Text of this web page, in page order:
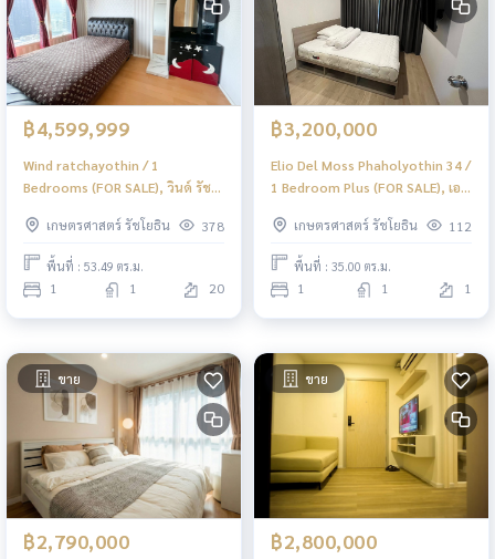
฿4,599,999
Wind ratchayothin / 1
Bedrooms (FOR SALE), วินด์ รัช
เกษตรศาสตร์ รัชโยธิน
378
พื้นที่ : 53.49 ตร.ม.
1 1 20
฿3,200,000
Elio Del Moss Phaholyothin 34 /
1 Bedroom Plus (FOR SALE), เอล
ห้องนอน พลัส (ขาย) PINP340
เกษตรศาสตร์ รัชโยธิน 112
พื้นที่ : 35.00 ตร.ม.
1 1 1
ขาย
฿2,790,000
ขาย
฿2,800,000